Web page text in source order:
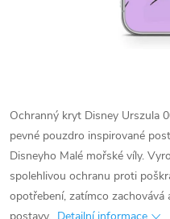
Ochranný kryt Disney Urszula
pevné pouzdro inspirované
Disneyho Malé mořské víly.
spolehlivou ochranu proti
opotřebení, zatímco